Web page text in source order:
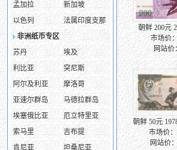
孟加拉
新加坡
以色列
法属印度支那
非洲纸币专区
苏丹
埃及
利比亚
突尼斯
阿尔及利亚
摩洛哥
亚速尔群岛
马德拉群岛
埃塞俄比亚
厄立特里亚
索马里
吉布提
肯尼亚
坦桑尼亚
朝鲜 200元
市场价
网站价
朝鲜 50元
市场价
网站价：